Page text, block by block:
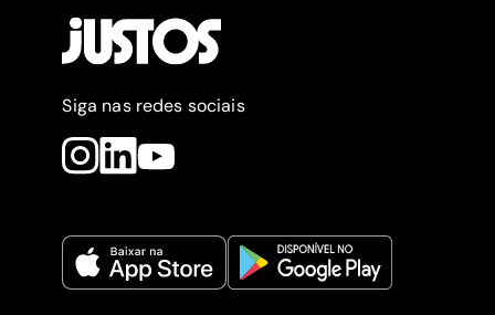
Siga nas redes sociais